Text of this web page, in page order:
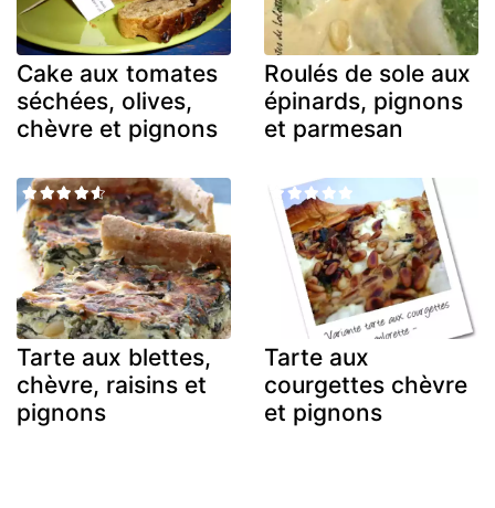
Cake aux tomates
séchées, olives,
chèvre et pignons
Roulés de sole aux
épinards, pignons
et parmesan
Tarte aux blettes,
chèvre, raisins et
pignons
Tarte aux
courgettes chèvre
et pignons